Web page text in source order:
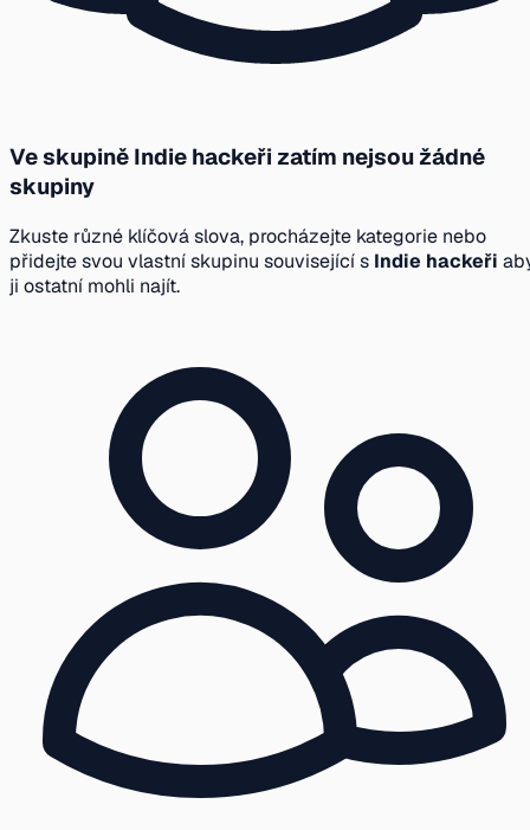
Ve skupině Indie hackeři zatím nejsou žádné
skupiny
Zkuste různé klíčová slova, procházejte kategorie nebo
přidejte svou vlastní skupinu související s Indie hackeři
ji ostatní mohli najít.